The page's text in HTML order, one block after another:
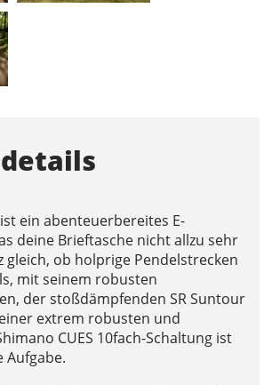
ein abenteuerbereites E-
deine Brieftasche nicht allzu sehr
gleich, ob holprige Pendelstrecken
mit seinem robusten
der stoßdämpfenden SR Suntour
extrem robusten und
CUES 10fach-Schaltung ist
Aufgabe.